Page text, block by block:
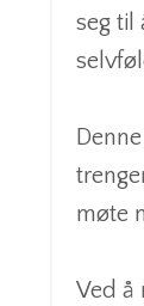
seg til
møte
Ved å